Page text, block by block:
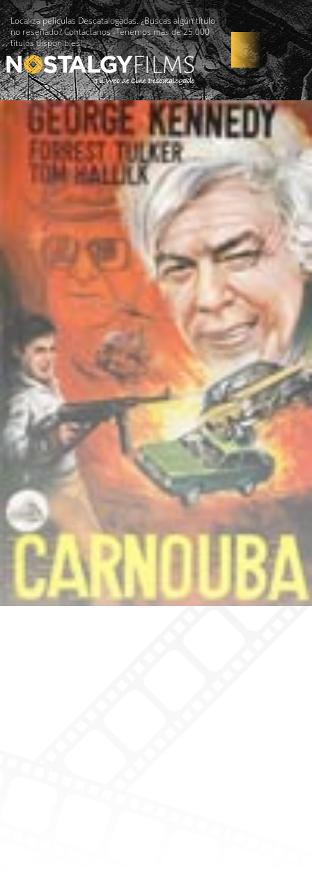
Localiza películas Descatalogadas. ¿Buscas algún título
no reseñado? Contáctanos -Tenemos más de 25.000
títulos disponibles!